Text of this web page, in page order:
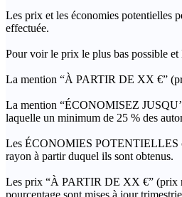
Les prix et les économies potentielles
effectuée.
Pour voir le prix le plus bas possible et
La mention “À PARTIR DE XX €”
La mention “ÉCONOMISEZ
laquelle un minimum de 25 % des
Les ÉCONOMIES POTENTIELLES
rayon à partir duquel ils sont obtenus.
Les prix “À PARTIR DE XX €” (prix
pourcentage sont mises à jour